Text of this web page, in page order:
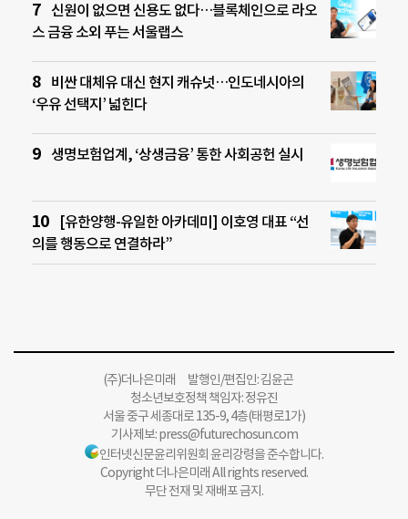
신원이 없으면 신용도 없다…블록체인으로 라오
스 금융 소외 푸는 서울랩스
비싼 대체유 대신 현지 캐슈넛…인도네시아의
‘우유 선택지’ 넓힌다
생명보험업계, ‘상생금융’ 통한 사회공헌 실시
[유한양행-유일한 아카데미] 이호영 대표 “선
의를 행동으로 연결하라”
(주)더나은미래 발행인/편집인: 김윤곤
청소년보호정책 책임자: 정유진
서울 중구 세종대로 135-9, 4층(태평로1가)
기사제보:press@futurechosun.com
인터넷신문윤리위원회 윤리강령을 준수합니다.
Copyright 더나은미래 All rights reserved.
무단 전재 및 재배포 금지.